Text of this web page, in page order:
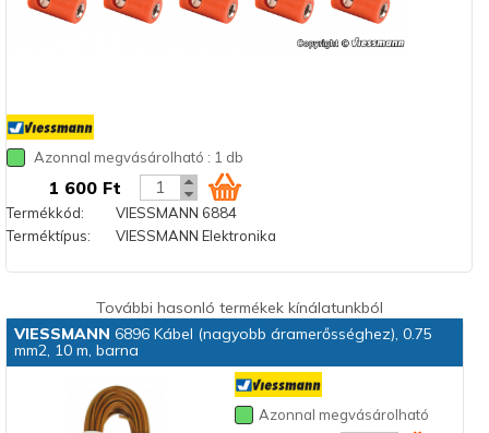
Azonnal megvásárolható : 1 db
1 600 Ft
Termékkód:
VIESSMANN 6884
Terméktípus:
VIESSMANN Elektronika
További hasonló termékek kínálatunkból
VIESSMANN 6896 Kábel (nagyobb áramerősséghez), 0.75
mm2, 10 m, barna
Azonnal megvásárolható